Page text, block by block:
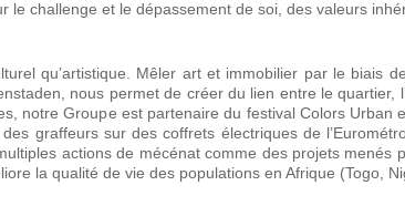
challenge et le dépassement de soi, des valeurs
qu’artistique. Mêler art et immobilier par le biais
nous permet de créer du lien entre le quartier,
notre Groupe est partenaire du festival Colors Urban
graffeurs sur des coffrets électriques de
actions de mécénat comme des projets menés
la qualité de vie des populations en Afrique (Togo,